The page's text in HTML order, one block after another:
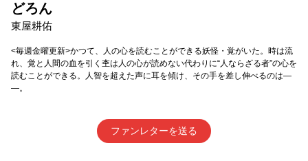
どろん
東屋耕佑
<毎週金曜更新>かつて、人の心を読むことができる妖怪・覚がいた。時は流
れ、覚と人間の血を引く杢は人の心が読めない代わりに“人ならざる者”の心を
読むことができる。人智を超えた声に耳を傾け、その手を差し伸べるのは―
―。
ファンレターを送る